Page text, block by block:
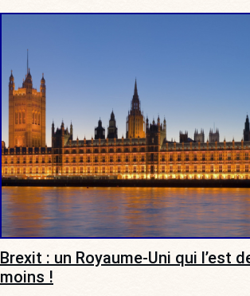
Brexit : un Royaume-Uni qui l’est
moins !